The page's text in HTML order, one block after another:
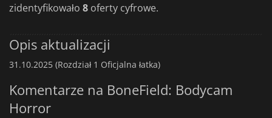
zidentyfikowało 8 oferty cyfrowe.
Opis aktualizacji
31.10.2025 (Rozdział 1 Oficjalna łatka)
Komentarze na BoneField: Bodycam
Horror